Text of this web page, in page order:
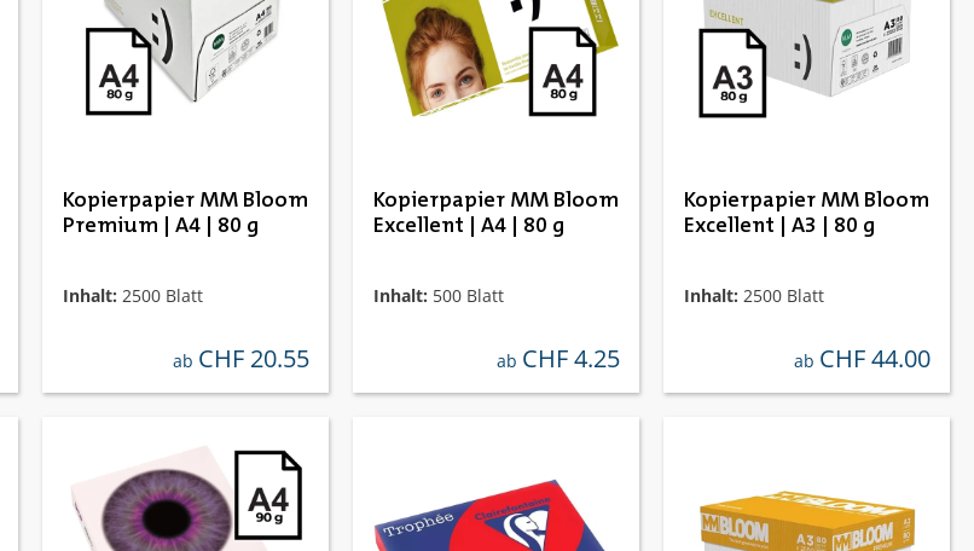
Kopierpapier MM Bloom
Premium | A4 | 80 g
Inhalt: 2500 Blatt
regulärer preis:
ab CHF 20.55
Kopierpapier MM Bloom
Excellent | A4 | 80 g
Inhalt: 500 Blatt
regulärer preis:
ab CHF 4.25
Kopierpapier MM Bloom
Excellent | A3 | 80 g
Inhalt: 2500 Blatt
regulärer preis:
ab CHF 44.00